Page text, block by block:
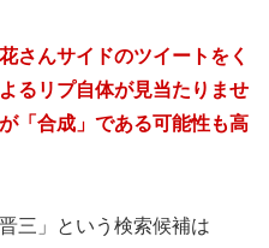
さんサイドのツイートをく
るリプ自体が見当たりませ
「合成」である可能性も高
三」という検索候補は